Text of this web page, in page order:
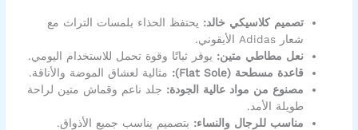
تصميم كلاسيكي خالد: يحتفظ الحذاء بلمسات التراث مع
شعار Adidas الأيقوني.
نعل مطاطي متين: يوفر ثباتًا وقوة تحمل للاستخدام اليومي.
قاعدة مسطحة (Flat Sole):
مثالية لعشاق الموضة والأناقة.
مصنوع من مواد عالية الجودة: جلد ناعم وقماش متين لراحة
طويلة الأمد.
مناسب للرجال والنساء: بتصميم يناسب جميع الأذواق.